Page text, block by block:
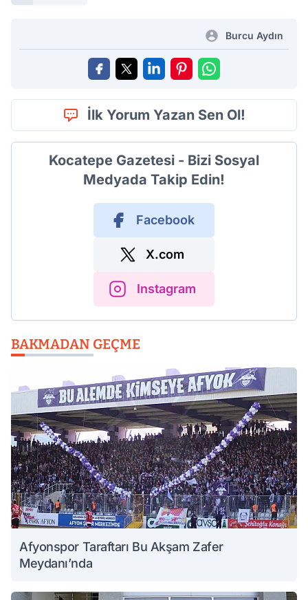
Burcu Aydın
İlk Yorum Yazan Sen Ol!
Kocatepe Gazetesi - Bizi Sosyal
Medyada Takip Edin!
Facebook
X.com
Instagram
BAKMADAN GEÇME
Afyonspor Taraftarı Bu Akşam Zafer
Meydanı’nda